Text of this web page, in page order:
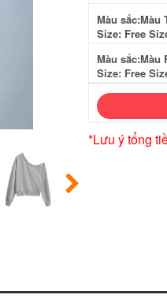
Màu sắc:Màu
Size: Free
Màu sắc:Màu
Size: Free
*Lưu ý tổng